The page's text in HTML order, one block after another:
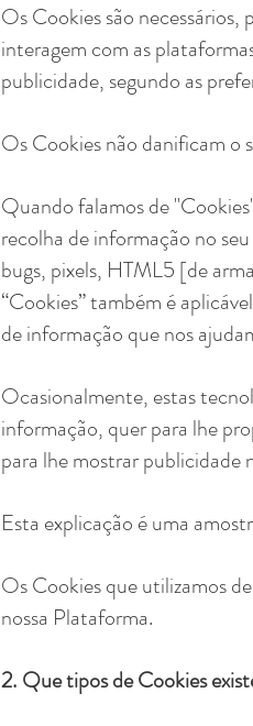
Os Cookies são
interagem com as
publicidade, segundo as
Os Cookies não danificam o
Quando falamos de
recolha de informação no
bugs, pixels, HTML5 [de
“Cookies” também é
de informação que nos
Ocasionalmente, estas
informação, quer para lhe
para lhe mostrar publicidade
Esta explicação é uma
Os Cookies que utilizamos
nossa Plataforma.
2. Que tipos de Cookies